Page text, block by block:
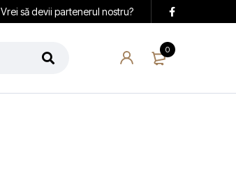
Vrei să devii partenerul nostru?
0